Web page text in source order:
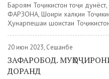
Бароям Тоҷикистон тоҷи
ФАРЗОНА, Шоири халқии
Ҳунарпешаи шоистаи
20 июн 2023, Сешанбе
ЗАФАРОБОД.
ДОРАНД